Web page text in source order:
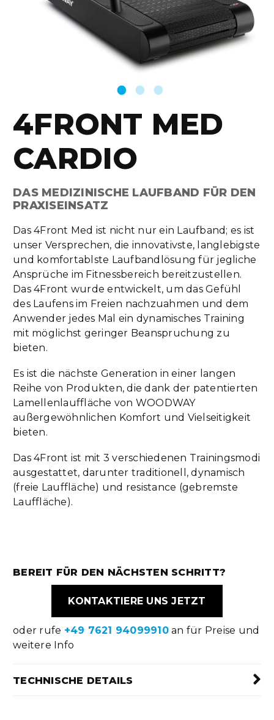
4FRONT MED
CARDIO
DAS MEDIZINISCHE LAUFBAND FÜR DEN
PRAXISEINSATZ
Das 4Front Med ist nicht nur ein Laufband; es ist
unser Versprechen, die innovativste, langlebigste
und komfortablste Laufbandlösung für jegliche
Ansprüche im Fitnessbereich bereitzustellen.
Das 4Front wurde entwickelt, um das Gefühl
des Laufens im Freien nachzuahmen und dem
Anwender jedes Mal ein dynamisches Training
mit möglichst geringer Beanspruchung zu
bieten.
Es ist die nächste Generation in einer langen
Reihe von Produkten, die dank der patentierten
Lamellenlauffläche von WOODWAY
außergewöhnlichen Komfort und Vielseitigkeit
bieten.
Das 4Front ist mit 3 verschiedenen Trainingsmodi
ausgestattet, darunter traditionell, dynamisch
(freie Lauffläche) und resistance (gebremste
Lauffläche).
BEREIT FÜR DEN NÄCHSTEN SCHRITT?
KONTAKTIERE UNS JETZT
oder rufe +49 7621 94099910an für Preise und
weitere Info
TECHNISCHE DETAILS